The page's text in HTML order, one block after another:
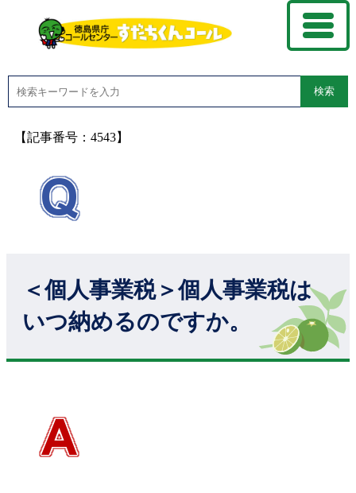
検索
【記事番号：4543】
＜個人事業税＞個人事業税は
いつ納めるのですか。